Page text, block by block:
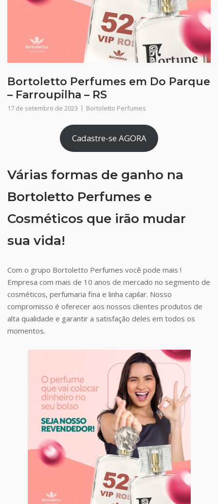
Bortoletto Perfumes em Do Parque
– Farroupilha – RS
17 de setembro de 2023 Bortoletto Perfumes
Cadastre-se AGORA
Várias formas de ganho na
Bortoletto Perfumes e
Cosméticos que irão mudar
sua vida!
Com o grupo Bortoletto Perfumes você pode mais !
Empresa com mais de 10 anos de mercado no segmento de
cosméticos, perfumaria fina e linha capilar. Nosso
compromisso é oferecer aos nossos clientes produtos de
alta qualidade e garantir a satisfação deles em todos os
momentos.